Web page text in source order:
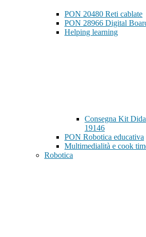
PON 20480 Reti cablate
PON 28966 Digital
Helping learning
Consegna Kit
19146
PON Robotica educativa
Multimedialità e cook
Robotica